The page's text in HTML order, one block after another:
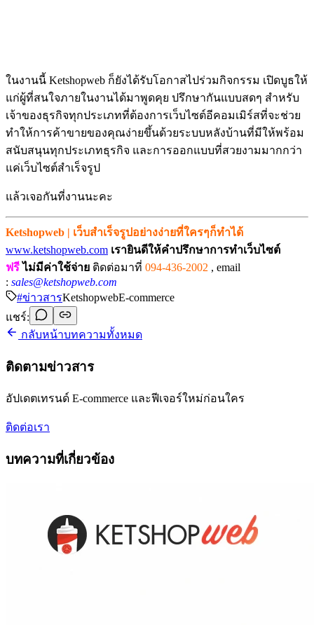
ในงานนี้ Ketshopweb ก็ยังได้รับโอกาสไปร่วมกิจกรรม เปิดบูธให้
แก่ผู้ที่สนใจภายในงานได้มาพูดคุย ปรึกษากันแบบสดๆ สำหรับ
เจ้าของธุรกิจทุกประเภทที่ต้องการเว็บไซต์อีคอมเมิร์สที่จะช่วย
ทำให้การค้าขายของคุณง่ายขึ้นด้วยระบบหลังบ้านที่มีให้พร้อม
สนับสนุนทุกประเภทธุรกิจ และการออกแบบที่สวยงามมากกว่า
แค่เว็บไซต์สำเร็จรูป
แล้วเจอกันที่งานนะคะ
Ketshopweb | เว็บสำเร็จรูปอย่างง่ายที่ใครๆก็ทำได้
www.ketshopweb.com เรายินดีให้คำปรึกษาการทำเว็บไซต์
ฟรีไม่มีค่าใช้จ่าย ติดต่อมาที่ 094-436-2002 , email
: sales@ketshopweb.com
#ข่าวสารKetshopwebE-commerce
แชร์:
กลับหน้าบทความทั้งหมด
ติดตามข่าวสาร
อัปเดตเทรนด์ E-commerce และฟีเจอร์ใหม่ก่อนใคร
ติดต่อเรา
บทความที่เกี่ยวข้อง